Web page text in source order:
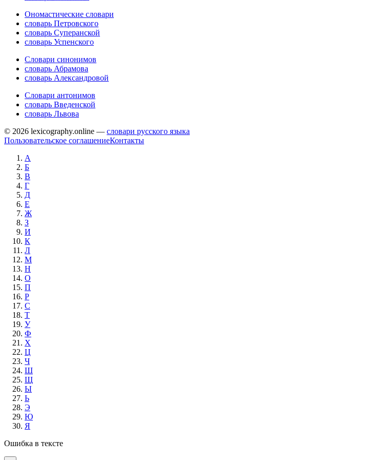
Ономастические словари
словарь Петровского
словарь Суперанской
словарь Успенского
Словари синонимов
словарь Абрамова
словарь Александровой
Словари антонимов
словарь Введенской
словарь Львова
© 2026 lexicography.online — словари русского языка
Пользовательское соглашениеКонтакты
А
Б
В
Г
Д
Е
Ж
З
И
К
Л
М
Н
О
П
Р
С
Т
У
Ф
Х
Ц
Ч
Ш
Щ
Ы
Ь
Э
Ю
Я
Ошибка в тексте